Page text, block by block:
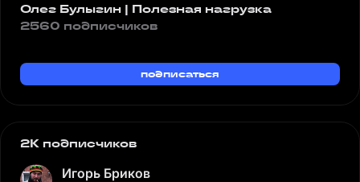
Олег Булыгин | Полезная нагрузка
2560 подписчиков
подписаться
2K подписчиков
Игорь Бриков